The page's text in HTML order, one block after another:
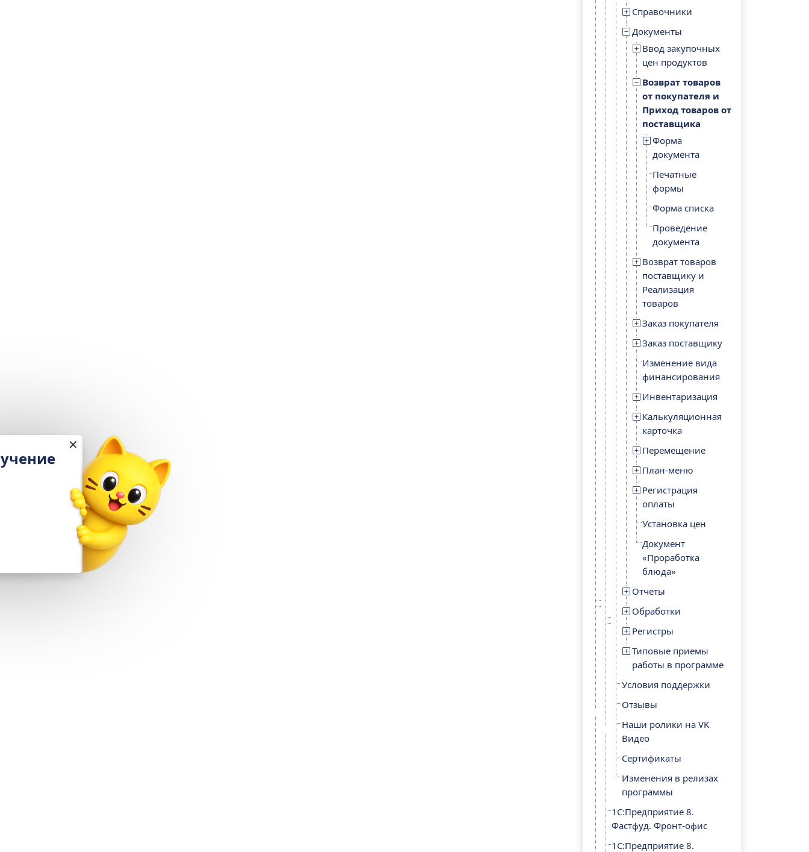
Справочники
Документы
Ввод закупочных
цен продуктов
Возврат товаров
от покупателя и
Приход товаров от
поставщика
Форма
документа
Печатные
формы
Форма списка
Проведение
документа
Возврат товаров
поставщику и
Реализация
товаров
Заказ покупателя
Заказ поставщику
Изменение вида
финансирования
Инвентаризация
Калькуляционная
карточка
Перемещение
План-меню
Регистрация
оплаты
Установка цен
Документ
«Проработка
блюда»
Отчеты
Обработки
Регистры
Типовые приемы
работы в программе
Условия поддержки
Отзывы
Наши ролики на VK
Видео
Сертификаты
Изменения в релизах
программы
1С:Предприятие 8.
Фастфуд. Фронт-офис
1С:Предприятие 8.
Настройка и обучение
в подарок
При подключении
«1С:Кабинет сотрудника»
Выгода 12 978 ₽
Получить подарок